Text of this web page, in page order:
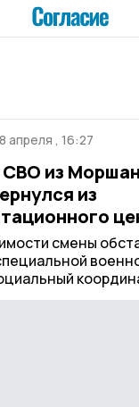
8 апреля , 16:27
СВО из
из
смены